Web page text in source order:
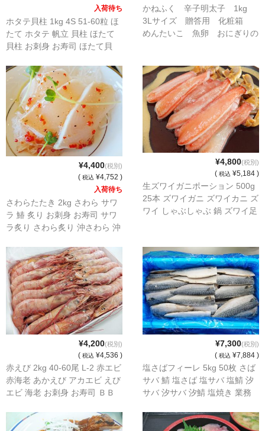
入荷待ち
ホタテ貝柱 1kg 4S 51-60粒 ほ
たて ホタテ 帆立 貝柱 ほたて
貝柱 お刺身 お寿司 ほたて貝
かねふく 辛子明太子 1kg
3Lサイズ 贈答用 化粧箱
めんたいこ 魚卵 おにぎりの
¥4,400(税別)
( 税込 ¥4,752 )
入荷待ち
さわらたたき 2kg さわら サワ
ラ 鰆 炙り お刺身 お寿司 サワ
ラ炙り さわら炙り 沖さわら 沖
¥4,800(税別)
( 税込 ¥5,184 )
生ズワイガニポーション 500g
25本 ズワイガニ ズワイカニ ズ
ワイ しゃぶしゃぶ 鍋 ズワイ足
¥4,200(税別)
( 税込 ¥4,536 )
赤えび 2kg 40-60尾 L-2 赤エビ
赤海老 あかえび アカエビ えび
エビ 海老 お刺身 お寿司 ＢＢ
¥7,300(税別)
( 税込 ¥7,884 )
塩さばフィーレ 5kg 50枚 さば
サバ 鯖 塩さば 塩サバ 塩鯖 汐
サバ 汐サバ 汐鯖 塩焼き 業務